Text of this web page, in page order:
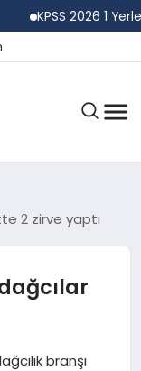
KPSS 2026 1
2 zirve yaptı
branşı